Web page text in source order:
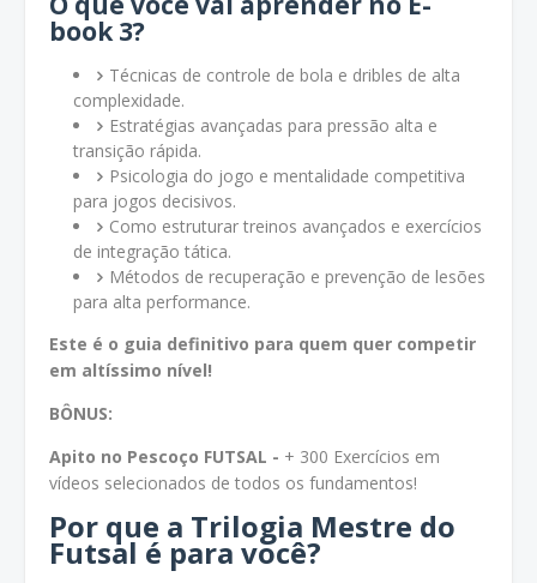
book 3?
Técnicas de controle de bola e dribles de alta
complexidade.
Estratégias avançadas para pressão alta e
transição rápida.
Psicologia do jogo e mentalidade competitiva
para jogos decisivos.
Como estruturar treinos avançados e exercícios
de integração tática.
Métodos de recuperação e prevenção de lesões
para alta performance.
Este é o guia definitivo para quem quer competir
em altíssimo nível!
BÔNUS:
Apito no Pescoço FUTSAL - + 300 Exercícios em
vídeos selecionados de todos os fundamentos!
Por que a Trilogia Mestre do
Futsal é para você?